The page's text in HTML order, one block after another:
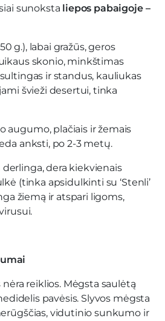
sunoksta liepos pabaigoje –
g.), labai gražūs, geros
skonio, minkštimas
ir standus, kauliukas
švieži desertui, tinka
augumo, plačiais ir žemais
anksti, po 2-3 metų.
derlinga, dera kiekvienais
(tinka apsidulkinti su ‘Stenli’
žiemą ir atspari ligoms,
nėra reiklios. Mėgsta saulėtą
pavėsis. Slyvos mėgsta
vidutinio sunkumo ir